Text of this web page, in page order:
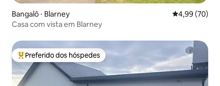
Bangalô ⋅ Blarney 4,99 de uma
4,99 (70)
Casa com vista em Blarney
Entre os melhores preferidos dos hóspedes
Preferido dos hóspedes